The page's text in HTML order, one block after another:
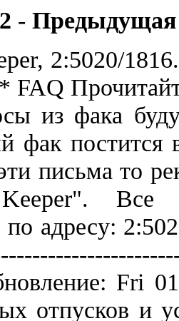
- Предыдущая
2:5020/
из фака
фак постится
письма то
Все
адресу: